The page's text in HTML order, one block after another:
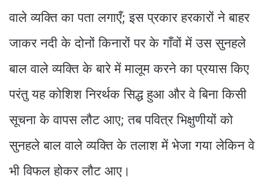
वाले व्यक्ति का पता लगाएँ; इस प्रकार हरकारों ने बाहर
जाकर नदी के दोनों किनारों पर के गाँवों में उस सुनहले
बाल वाले व्यक्ति के बारे में मालूम करने का प्रयास किए
परंतु यह कोशिश निरर्थक सिद्ध हुआ और वे बिना किसी
सूचना के वापस लौट आए; तब पवित्र भिक्षुणीयों को
सुनहले बाल वाले व्यक्ति के तलाश में भेजा गया लेकिन वे
भी विफल होकर लौट आए।